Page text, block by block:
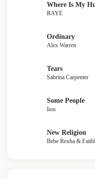
Where Is My
RAYE
Ordinary
Alex Warren
Tears
Sabrina Carpenter
Some People
liou
New Religion
Bebe Rexha &